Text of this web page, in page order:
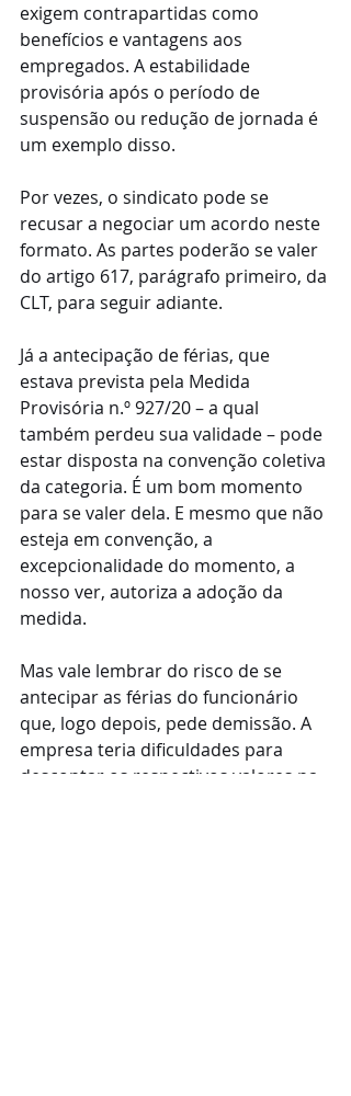
exigem contrapartidas como
benefícios e vantagens aos
empregados. A estabilidade
provisória após o período de
suspensão ou redução de jornada é
um exemplo disso.
Por vezes, o sindicato pode se
recusar a negociar um acordo neste
formato. As partes poderão se valer
do artigo 617, parágrafo primeiro, da
CLT, para seguir adiante.
Já a antecipação de férias, que
estava prevista pela Medida
Provisória n.º 927/20 – a qual
também perdeu sua validade – pode
estar disposta na convenção coletiva
da categoria. É um bom momento
para se valer dela. E mesmo que não
esteja em convenção, a
excepcionalidade do momento, a
nosso ver, autoriza a adoção da
medida.
Mas vale lembrar do risco de se
antecipar as férias do funcionário
que, logo depois, pede demissão. A
empresa teria dificuldades para
descontar os respectivos valores na